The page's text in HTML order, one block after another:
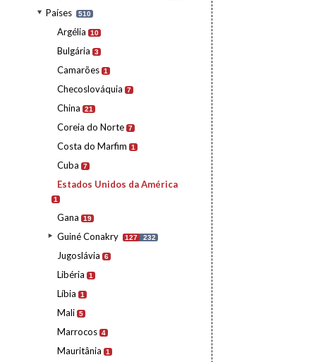
Países 510
Argélia 10
Bulgária 3
Camarões 1
Checoslováquia 7
China 21
Coreia do Norte 7
Costa do Marfim 1
Cuba 7
Estados Unidos da América
1
Gana 19
Guiné Conakry 127 232
Jugoslávia 6
Libéria 1
Líbia 1
Mali 5
Marrocos 4
Mauritânia 1